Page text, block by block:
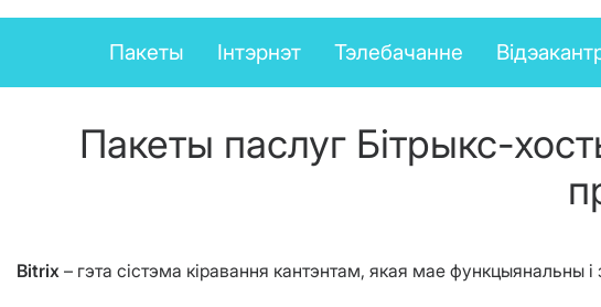
Business
services
Пакеты Інтэрнэт Тэлебачанне
Пакеты паслуг Бітрыкс-
Bitrix – гэта сістэма кіравання кантэнтам, якая мае функцыянальны